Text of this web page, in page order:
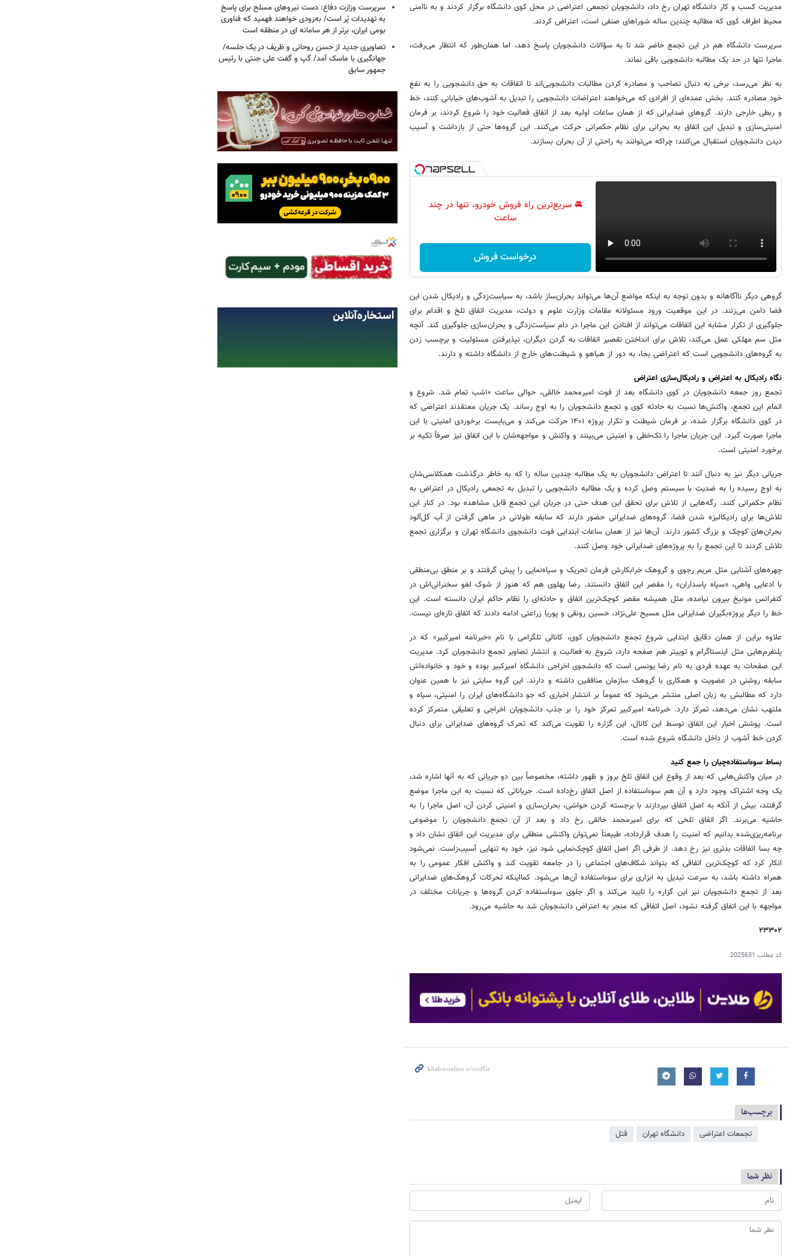
مدیریت کسب و کار دانشگاه تهران رخ داد، دانشجویان تجمعی اعتراضی در محل کوی دانشگاه برگزار کردند و به ناامنی
محیط اطراف کوی که مطالبه چندین ساله شوراهای صنفی است، اعتراض کردند.
سرپرست دانشگاه هم در این تجمع حاضر شد تا به سؤالات دانشجویان پاسخ دهد، اما همان‌طور که انتظار می‌رفت،
ماجرا تنها در حد یک مطالبه دانشجویی باقی نماند.
به نظر می‌رسد، برخی به دنبال تصاحب و مصادره کردن مطالبات دانشجویی‌اند تا اتفاقات به حق دانشجویی را به نفع
خود مصادره کنند. بخش عمده‌ای از افرادی که می‌خواهند اعتراضات دانشجویی را تبدیل به آشوب‌های خیابانی کنند، خط
و ربطی خارجی دارند. گروهای ضدایرانی که از همان ساعات اولیه بعد از اتفاق فعالیت خود را شروع کردند، بر فرمان
امنیتی‌سازی و تبدیل این اتفاق به بحرانی برای نظام حکمرانی حرکت می‌کنند. این گروه‌ها حتی از بازداشت و آسیب
دیدن دانشجویان استقبال می‌کنند؛ چراکه می‌توانند به راحتی از آن بحران بسازند.
🚘 سریع‌ترین راه فروش خودرو، تنها در چند
ساعت
درخواست فروش
گروهی دیگر ناآگاهانه و بدون توجه به اینکه مواضع آن‌ها می‌تواند بحران‌ساز باشد، به سیاست‌زدگی و رادیکال شدن این
فضا دامن می‌زنند. در این موقعیت ورود مسئولانه مقامات وزارت علوم و دولت، مدیریت اتفاق تلخ و اقدام برای
جلوگیری از تکرار مشابه این اتفاقات می‌تواند از افتادن این ماجرا در دام سیاست‌زدگی و بحران‌سازی جلوگیری کند. آنچه
مثل سم مهلکی عمل می‌کند، تلاش برای انداختن تقصیر اتفاقات به گردن دیگران، نپذیرفتن مسئولیت و برچسب زدن
به گروه‌های دانشجویی است که اعتراضی بجا، به دور از هیاهو و شیطنت‌های خارج از دانشگاه داشته و دارند.
نگاه رادیکال به اعتراض و رادیکال‌سازی اعتراض
تجمع روز جمعه دانشجویان در کوی دانشگاه بعد از فوت امیرمحمد خالقی، حوالی ساعت ۱۰شب تمام شد. شروع و
اتمام این تجمع، واکنش‌ها نسبت به حادثه کوی و تجمع دانشجویان را به اوج رساند. یک جریان معتقدند اعتراضی که
در کوی دانشگاه برگزار شده، بر فرمان شیطنت و تکرار پروژه ۱۴۰۱ حرکت می‌کند و می‌بایست برخوردی امنیتی با این
ماجرا صورت گیرد. این جریان ماجرا را تک‌خطی و امنیتی می‌بینند و واکنش و مواجهه‌شان با این اتفاق نیز صرفاً تکیه بر
برخورد امنیتی است.
جریانی دیگر نیز به دنبال آنند تا اعتراض دانشجویان به یک مطالبه چندین ساله را که به خاطر درگذشت همکلاسی‌شان
به اوج رسیده را به ضدیت با سیستم وصل کرده و یک مطالبه دانشجویی را تبدیل به تجمعی رادیکال در اعتراض به
نظام حکمرانی کنند. رگه‌هایی از تلاش برای تحقق این هدف حتی در جریان این تجمع قابل مشاهده بود. در کنار این
تلاش‌ها برای رادیکالیزه شدن فضا، گروه‌های ضدایرانی حضور دارند که سابقه طولانی در ماهی گرفتن از آب گل‌آلود
بحران‌های کوچک و بزرگ کشور دارند. آن‌ها نیز از همان ساعات ابتدایی فوت دانشجوی دانشگاه تهران و برگزاری تجمع
تلاش کردند تا این تجمع را به پروژه‌های ضدایرانی خود وصل کنند.
چهره‌های آشنایی مثل مریم رجوی و گروهک خرابکارش فرمان تحریک و سیاه‌نمایی را پیش گرفتند و بر منطق بی‌منطقی
با ادعایی واهی، «سپاه پاسداران» را مقصر این اتفاق دانستند. رضا پهلوی هم که هنوز از شوک لغو سخنرانی‌اش در
کنفرانس مونیخ بیرون نیامده، مثل همیشه مقصر کوچک‌ترین اتفاق و حادثه‌ای را نظام حاکم ایران دانسته است. این
خط را دیگر پروژه‌بگیران ضدایرانی مثل مسیح علی‌نژاد، حسین رونقی و پوریا زراعتی ادامه دادند که اتفاق تازه‌ای نیست.
علاوه براین از همان دقایق ابتدایی شروع تجمع دانشجویان کوی، کانالی تلگرامی با نام «خبرنامه امیرکبیر» که در
پلتفرم‌هایی مثل اینستاگرام و توییتر هم صفحه دارد، شروع به فعالیت و انتشار تصاویر تجمع دانشجویان کرد. مدیریت
این صفحات به عهده فردی به نام رضا یونسی است که دانشجوی اخراجی دانشگاه امیرکبیر بوده و خود و خانواده‌اش
سابقه روشنی در عضویت و همکاری با گروهک سازمان منافقین داشته و دارند. این گروه سایتی نیز با همین عنوان
دارد که مطالبش به زبان اصلی منتشر می‌شود که عموماً بر انتشار اخباری که جو دانشگاه‌های ایران را امنیتی، سیاه و
ملتهب نشان می‌دهد، تمرکز دارد. خبرنامه امیرکبیر تمرکز خود را بر جذب دانشجویان اخراجی و تعلیقی متمرکز کرده
است. پوشش اخبار این اتفاق توسط این کانال، این گزاره را تقویت می‌کند که تحرک گروه‌های ضدایرانی برای دنبال
کردن خط آشوب از داخل دانشگاه شروع شده است.
بساط سوءاستفاده‌چیان را جمع کنید
در میان واکنش‌هایی که بعد از وقوع این اتفاق تلخ بروز و ظهور داشته، مخصوصاً بین دو جریانی که به آنها اشاره شد،
یک وجه اشتراک وجود دارد و آن هم سوءاستفاده از اصل اتفاق رخ‌داده است. جریاناتی که نسبت به این ماجرا موضع
گرفتند، بیش از آنکه به اصل اتفاق بپردازند با برجسته کردن حواشی، بحران‌سازی و امنیتی کردن آن، اصل ماجرا را به
حاشیه می‌برند. اگر اتفاق تلخی که برای امیرمحمد خالقی رخ داد و بعد از آن تجمع دانشجویان را موضوعی
برنامه‌ریزی‌شده بدانیم که امنیت را هدف قرارداده، طبیعتاً نمی‌توان واکنشی منطقی برای مدیریت این اتفاق نشان داد و
چه بسا اتفاقات بدتری نیز رخ دهد. از طرفی اگر اصل اتفاق کوچک‌نمایی شود نیز، خود به تنهایی آسیب‌زاست. نمی‌شود
انکار کرد که کوچک‌ترین اتفاقی که بتواند شکاف‌های اجتماعی را در جامعه تقویت کند و واکنش افکار عمومی را به
همراه داشته باشد، به سرعت تبدیل به ابزاری برای سوءاستفاده آن‌ها می‌شود. کمااینکه تحرکات گروهک‌های ضدایرانی
بعد از تجمع دانشجویان نیز این گزاره را تایید می‌کند و اگر جلوی سوءاستفاده کردن گروه‌ها و جریانات مختلف در
مواجهه با این اتفاق گرفته نشود، اصل اتفاقی که منجر به اعتراض دانشجویان شد به حاشیه می‌رود.
۲۳۳۰۲
کد مطلب 2025631
برچسب‌ها
تجمعات اعتراضی دانشگاه تهران قتل
نظر شما
سرپرست وزارت دفاع: دست نیروهای مسلح برای پاسخ
به تهدیدات پُر است/ به‌زودی خواهند فهمید که فناوری
بومی ایران، برتر از هر سامانه ای در منطقه است
تصاویری جدید از حسن روحانی و ظریف در یک جلسه/
جهانگیری با ماسک آمد/ گپ و گفت علی جنتی با رئیس
جمهور سابق